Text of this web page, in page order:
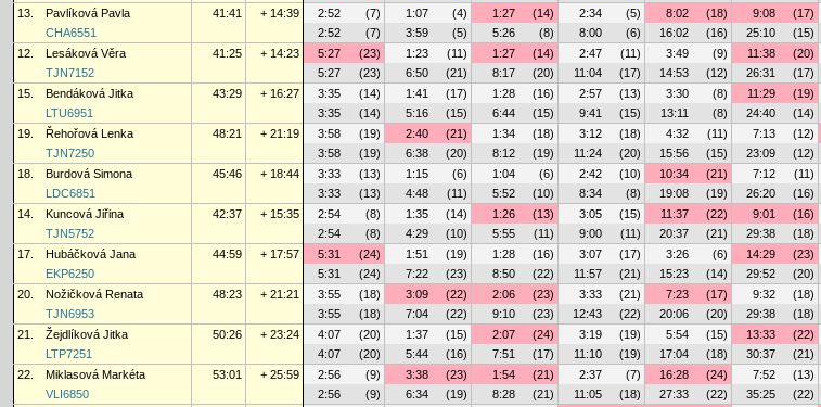
13.
Pavlíková Pavla 41:41 + 14:39 2:52 (7) 1:07 (4) 1:27 (14) 2:34 (5) 8:02 (18) 9:08 (17)
CHA6551
2:52 (7) 3:59 (5) 5:26 (8) 8:00 (6) 16:02 (16) 25:10 (15)
12.
Lesáková Věra 41:25 + 14:23 5:27 (23) 1:23 (11) 1:27 (14) 2:47 (11) 3:49 (9) 11:38 (20)
TJN7152
5:27 (23) 6:50 (21) 8:17 (20) 11:04 (17) 14:53 (12) 26:31 (17)
15.
Bendáková Jitka 43:29 + 16:27 3:35 (14) 1:41 (17) 1:28 (16) 2:57 (13) 3:30 (8) 11:29 (19)
LTU6951
3:35 (14) 5:16 (15) 6:44 (15) 9:41 (15) 13:11 (8) 24:40 (14)
19.
Řehořová Lenka 48:21 + 21:19 3:58 (19) 2:40 (21) 1:34 (18) 3:12 (18) 4:32 (11) 7:13 (12)
TJN7250
3:58 (19) 6:38 (20) 8:12 (19) 11:24 (20) 15:56 (15) 23:09 (12)
18.
Burdová Simona 45:46 + 18:44 3:33 (13) 1:15 (6) 1:04 (6) 2:42 (10) 10:34 (21) 7:12 (11)
LDC6851
3:33 (13) 4:48 (11) 5:52 (10) 8:34 (8) 19:08 (19) 26:20 (16)
14.
Kuncová Jiřina 42:37 + 15:35 2:54 (8) 1:35 (14) 1:26 (13) 3:05 (15) 11:37 (22) 9:01 (16)
TJN5752
2:54 (8) 4:29 (10) 5:55 (11) 9:00 (11) 20:37 (21) 29:38 (18)
17.
Hubáčková Jana 44:59 + 17:57 5:31 (24) 1:51 (19) 1:28 (16) 3:07 (17) 3:26 (6) 14:29 (23)
EKP6250
5:31 (24) 7:22 (23) 8:50 (22) 11:57 (21) 15:23 (14) 29:52 (20)
20.
Nožičková Renata 48:23 + 21:21 3:55 (18) 3:09 (22) 2:06 (23) 3:33 (21) 7:23 (17) 9:32 (18)
TJN6953
3:55 (18) 7:04 (22) 9:10 (23) 12:43 (22) 20:06 (20) 29:38 (18)
21.
Žejdlíková Jitka 50:26 + 23:24 4:07 (20) 1:37 (15) 2:07 (24) 3:19 (19) 5:54 (15) 13:33 (22)
LTP7251
4:07 (20) 5:44 (16) 7:51 (17) 11:10 (19) 17:04 (18) 30:37 (21)
22.
Miklasová Markéta 53:01 + 25:59 2:56 (9) 3:38 (23) 1:54 (21) 2:37 (7) 16:28 (24) 7:52 (13)
VLI6850
2:56 (9) 6:34 (19) 8:28 (21) 11:05 (18) 27:33 (22) 35:25 (22)